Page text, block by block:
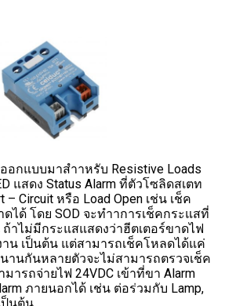
อกแบบมาสำาหรับ Resistive Loads
แสดง Status Alarm ที่ตัวโซลิดสเตท
– Circuit หรือ Load Open เช่น เช็ค
ได้ โดย SOD จะทำาการเช็คกระแสที่
าไม่มีกระแสแสดงว่าฮีตเตอร์ขาดไฟ
าน เป็นต้น แต่สามารถเช็คโหลดได้แค่
านกันหลายตัวจะไม่สามารถตรวจเช็ค
ารถจ่ายไฟ 24VDC เข้าที่ขา Alarm
ภายนอกได้ เช่น ต่อร่วมกับ Lamp,